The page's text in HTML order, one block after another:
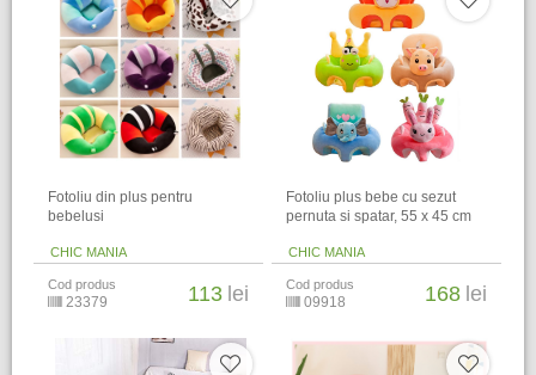
Fotoliu din plus pentru
bebelusi
CHIC MANIA
Cod produs
23379 113 lei
Fotoliu plus bebe cu sezut
pernuta si spatar, 55 x 45 cm
CHIC MANIA
Cod produs
09918 168 lei